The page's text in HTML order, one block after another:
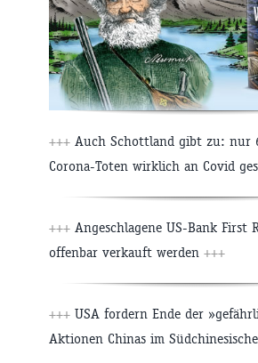
+++ Auch Schottland gibt zu: nur
Corona-Toten wirklich an Covid
+++ Angeschlagene US-Bank First
offenbar verkauft werden +++
+++ USA fordern Ende der
Aktionen Chinas im